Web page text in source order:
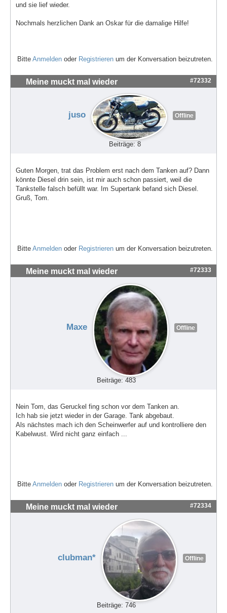
und sie lief wieder.
Nochmals herzlichen Dank an Oskar für die damalige Hilfe!
Bitte Anmelden oder Registrieren um der Konversation beizutreten.
Meine muckt mal wieder #72332
juso Offline
Beiträge: 8
Guten Morgen, trat das Problem erst nach dem Tanken auf? Dann
könnte Diesel drin sein, ist mir auch schon passiert, weil die
Tankstelle falsch befüllt war. Im Supertank befand sich Diesel.
Gruß, Tom.
Bitte Anmelden oder Registrieren um der Konversation beizutreten.
Meine muckt mal wieder #72333
Maxe Offline
Beiträge: 483
Nein Tom, das Geruckel fing schon vor dem Tanken an.
Ich hab sie jetzt wieder in der Garage. Tank abgebaut.
Als nächstes mach ich den Scheinwerfer auf und kontrolliere den
Kabelwust. Wird nicht ganz einfach ...
Bitte Anmelden oder Registrieren um der Konversation beizutreten.
Meine muckt mal wieder #72334
clubman* Offline
Beiträge: 746